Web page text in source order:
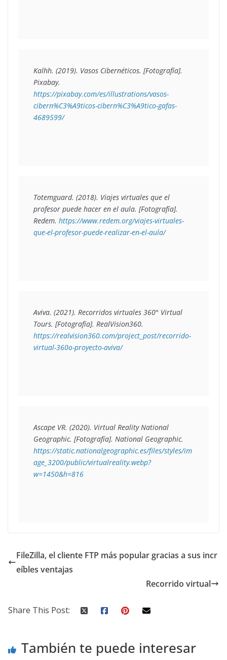
Kalhh. (2019). Vasos Cibernéticos. [Fotografía].
https://pixabay.com/es/illustrations/vasos-
cibern%C3%A9ticos-cibern%C3%A9tico-gafas-
4689599/
Totemguard. (2018). Viajes virtuales que el
profesor puede hacer en el aula. [Fotografía].
Redem. https://www.redem.org/viajes-virtuales-
que-el-profesor-puede-realizar-en-el-aula/
Aviva. (2021). Recorridos virtuales 360° Virtual
Tours
https://realvision360.com/project_post/recorrido-
virtual-360o-proyecto-aviva/
Ascape VR. (2020). Virtual Reality National
Geographic. [Fotografía]. National Geographic
https://static.nationalgeographic.es/files/styles/im
age_3200/public/virtualreality.webp?
w=1450&h=816
FileZilla, el cliente FTP más popular gracias a sus incr
eíbles ventajas
Recorrido virtual
Share This Post:
También te puede interesar